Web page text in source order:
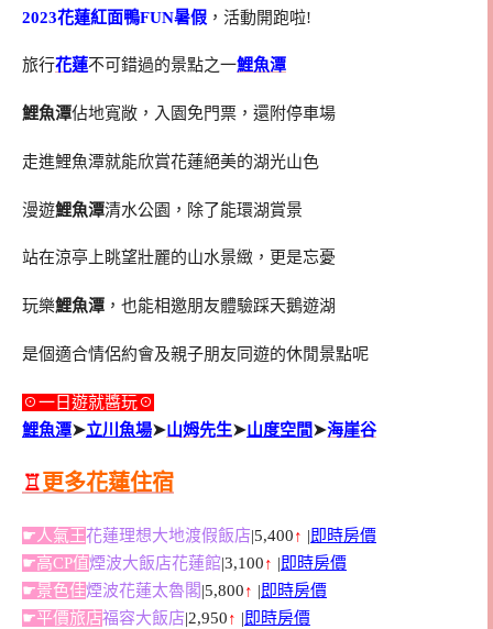
2023花蓮紅面鴨FUN暑假 ，活動開跑啦!
旅行花蓮不可錯過的景點之一鯉魚潭
鯉魚潭佔地寬敞，入園免門票，還附停車場
走進鯉魚潭就能欣賞花蓮絕美的湖光山色
漫遊鯉魚潭清水公園，除了能環湖賞景
站在涼亭上眺望壯麗的山水景緻，更是忘憂
玩樂鯉魚潭 ，也能相邀朋友體驗踩天鵝遊湖
是個適合情侶約會及親子朋友同遊的休閒景點呢
☉一日遊就醬玩☉
鯉魚潭➤立川魚場➤山姆先生➤山度空間➤海崖谷
♖更多花蓮住宿
☛人氣王花蓮理想大地渡假飯店|5,400↑ |即時房價
☛高CP值煙波大飯店花蓮館|3,100↑ |即時房價
☛景色佳煙波花蓮太魯閣|5,800↑ |即時房價
☛平價旅店福容大飯店|2,950↑ |即時房價